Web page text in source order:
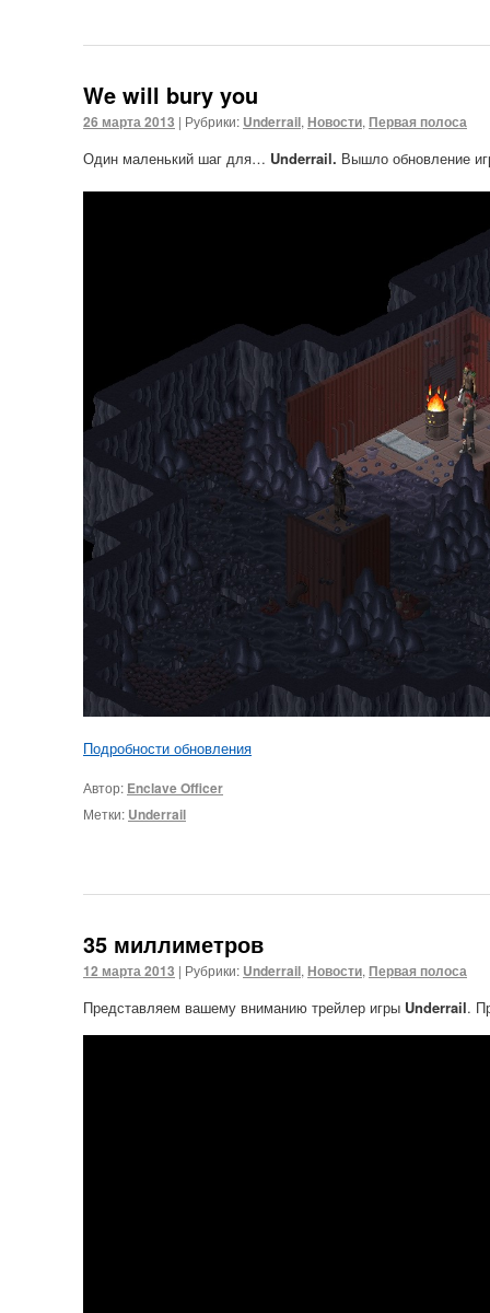
We will bury you
26 марта 2013 | Рубрики: Underrail, Новости, Первая полоса
Один маленький шаг для… Underrail. Вышло обновление
Подробности обновления
Автор: Enclave Officer
Метки: Underrail
35 миллиметров
12 марта 2013 | Рубрики: Underrail, Новости, Первая полоса
Представляем вашему вниманию трейлер игры Underrail.